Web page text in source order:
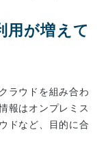
用が増えて
ラウドを組み合わ
報はオンプレミス
ドなど、目的に合